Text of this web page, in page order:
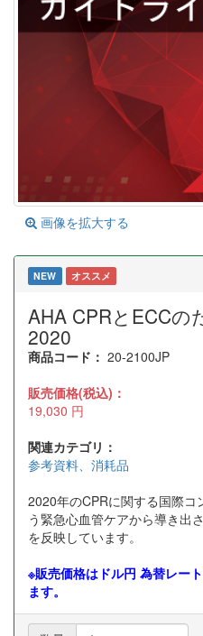
画像を拡大する
NEW オススメ
AHA CPRとECCの
2020
商品コード： 20-2100JP
販売価格(税込)：
19,030 円
関連カテゴリ：
参考資料、消耗品
2020年のCPRに関する国際
う緊急心血管ケアから導き出
を反映しています。
※販売価格はドル円 為替レー
ます。